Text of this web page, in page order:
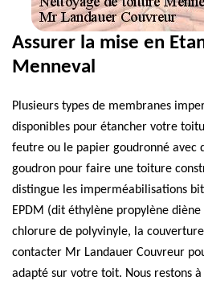
Assurer la mise en
Menneval
Plusieurs types de membranes
disponibles pour étancher votre
feutre ou le papier goudronné avec
goudron pour faire une toiture
distingue les imperméabilisations
EPDM (dit éthylène propylène
chlorure de polyvinyle, la
contacter Mr Landauer Couvreur
adapté sur votre toit. Nous restons